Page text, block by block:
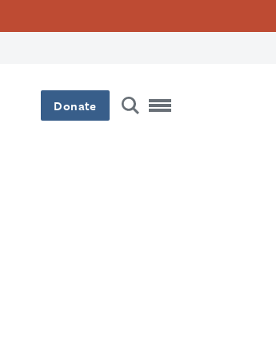
Donate